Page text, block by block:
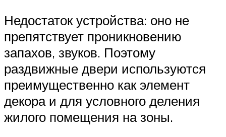
Недостаток устройства: оно не
препятствует проникновению
запахов, звуков. Поэтому
раздвижные двери используются
преимущественно как элемент
декора и для условного деления
жилого помещения на зоны.